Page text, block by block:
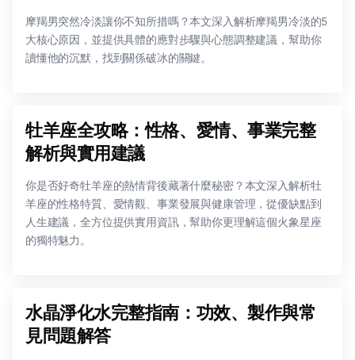
摩羯男突然冷淡讓你不知所措嗎？本文深入解析摩羯男冷淡的5
大核心原因，並提供具體的應對步驟與心態調整建議，幫助你
讀懂他的沉默，找到關係破冰的關鍵。
牡羊座全攻略：性格、愛情、事業完整
解析與實用建議
你是否好奇牡羊座的熱情背後藏著什麼秘密？本文深入解析牡
羊座的性格特質、愛情觀、事業發展與健康管理，從優缺點到
人生建議，全方位提供實用資訊，幫助你更理解這個火象星座
的獨特魅力。
水晶淨化水完整指南：功效、製作與常
見問題解答